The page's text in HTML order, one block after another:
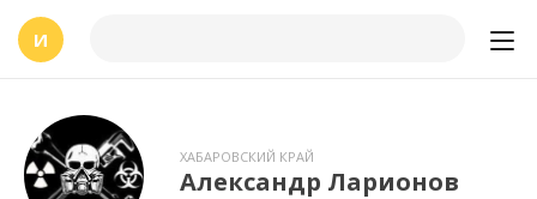
И
ХАБАРОВСКИЙ КРАЙ
Александр Ларионов